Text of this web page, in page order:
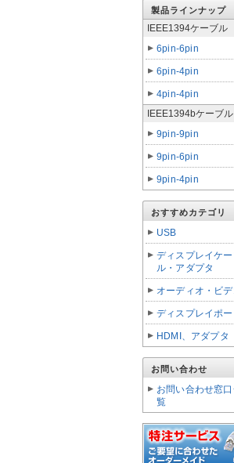
製品ラインナップ
IEEE1394ケーブル
6pin-6pin
6pin-4pin
4pin-4pin
IEEE1394bケーブル
9pin-9pin
9pin-6pin
9pin-4pin
おすすめカテゴリ
USB
ディスプレイケ
ル・アダプタ
オーディオ・ビ
ディスプレイポー
HDMI、アダプタ
お問い合わせ
お問い合わせ窓
覧